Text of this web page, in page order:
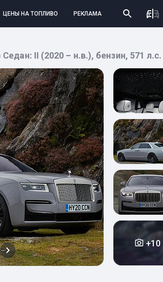
ЦЕНЫ НА ТОПЛИВО РЕКЛАМА
II (2020 – н.в.), бензин, 571 л.с.
+10